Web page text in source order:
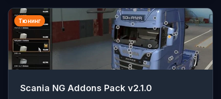
Тюнинг
Scania NG Addons Pack v2.1.0